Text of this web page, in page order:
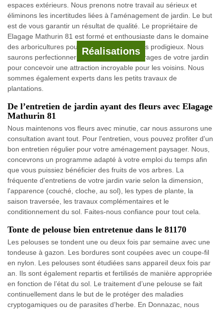
Réalisations
espaces extérieurs. Nous prenons notre travail au sérieux et
éliminons les incertitudes liées à l'aménagement de jardin. Le but
est de vous garantir un résultat de qualité. Le propriétaire de
Elagage Mathurin 81 est formé et enthousiaste dans le domaine
des arboricultures pour concevoir des jardins prodigieux. Nous
saurons perfectionner et modérer les entourages de votre jardin
pour concevoir une attraction incroyable pour les voisins. Nous
sommes également experts dans les petits travaux de
plantations.
De l’entretien de jardin ayant des fleurs avec Elagage
Mathurin 81
Nous maintenons vos fleurs avec minutie, car nous assurons une
consultation avant tout. Pour l'entretien, vous pouvez profiter d'un
bon entretien régulier pour votre aménagement paysager. Nous,
concevrons un programme adapté à votre emploi du temps afin
que vous puissiez bénéficier des fruits de vos arbres. La
fréquente d'entretiens de votre jardin varie selon la dimension,
l'apparence (couché, cloche, au sol), les types de plante, la
saison traversée, les travaux complémentaires et le
conditionnement du sol. Faites-nous confiance pour tout cela.
Tonte de pelouse bien entretenue dans le 81170
Les pelouses se tondent une ou deux fois par semaine avec une
tondeuse à gazon. Les bordures sont coupées avec un coupe-fil
en nylon. Les pelouses sont étudiées sans appareil deux fois par
an. Ils sont également repartis et fertilisés de manière appropriée
en fonction de l’état du sol. Le traitement d’une pelouse se fait
continuellement dans le but de le protéger des maladies
cryptogamiques ou de parasites d’herbe. En Donnazac, nous